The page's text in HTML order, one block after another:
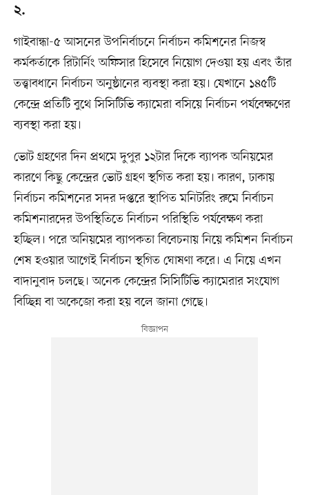
২.
গাইবান্ধা-৫ আসনের উপনির্বাচনে নির্বাচন কমিশনের নিজস্ব
কর্মকর্তাকে রিটার্নিং অফিসার হিসেবে নিয়োগ দেওয়া হয় এবং তাঁর
তত্ত্বাবধানে নির্বাচন অনুষ্ঠানের ব্যবস্থা করা হয়। যেখানে ১৪৫টি
কেন্দ্রে প্রতিটি বুথে সিসিটিভি ক্যামেরা বসিয়ে নির্বাচন পর্যবেক্ষণের
ব্যবস্থা করা হয়।
ভোট গ্রহণের দিন প্রথমে দুপুর ১২টার দিকে ব্যাপক অনিয়মের
কারণে কিছু কেন্দ্রের ভোট গ্রহণ স্থগিত করা হয়। কারণ, ঢাকায়
নির্বাচন কমিশনের সদর দপ্তরে স্থাপিত মনিটরিং রুমে নির্বাচন
কমিশনারদের উপস্থিতিতে নির্বাচন পরিস্থিতি পর্যবেক্ষণ করা
হচ্ছিল। পরে অনিয়মের ব্যাপকতা বিবেচনায় নিয়ে কমিশন নির্বাচন
শেষ হওয়ার আগেই নির্বাচন স্থগিত ঘোষণা করে। এ নিয়ে এখন
বাদানুবাদ চলছে। অনেক কেন্দ্রের সিসিটিভি ক্যামেরার সংযোগ
বিচ্ছিন্ন বা অকেজো করা হয় বলে জানা গেছে।